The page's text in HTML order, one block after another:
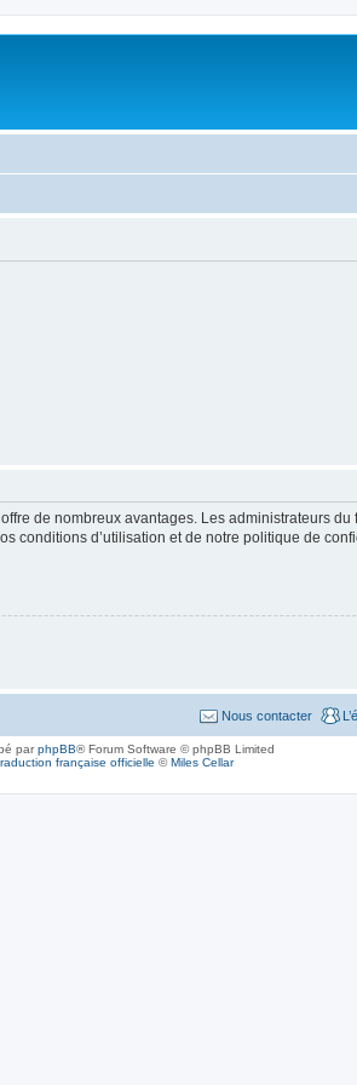
de nombreux avantages. Les administrateurs
conditions d’utilisation et de notre politique de
Nous contacter
parphpBB® Forum Software © phpBB Limited
française officielle ©Miles Cellar